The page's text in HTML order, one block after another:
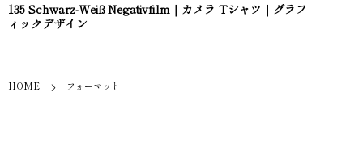
135 Schwarz-Weiß Negativfilm｜カメラ Tシャツ｜グラフ
ィックデザイン
HOME フォーマット